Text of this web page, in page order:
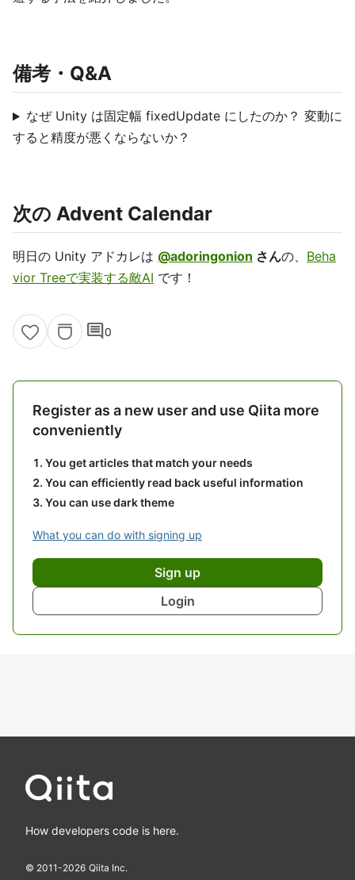
備考・Q&A
なぜ Unity は固定幅 fixedUpdate にしたのか？ 変動に
すると精度が悪くならないか？
次の Advent Calendar
明日の Unity アドカレは @adoringonion さんの、 Beha
vior Treeで実装する敵AI です！
comment0
Register as a new user and use Qiita more
conveniently
You get articles that match your needs
You can efficiently read back useful information
You can use dark theme
What you can do with signing up
Sign up
Login
How developers code is here.
© 2011-2026 Qiita Inc.